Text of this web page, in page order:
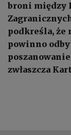
broni między
podkreśla,
powinno
zwłaszcza